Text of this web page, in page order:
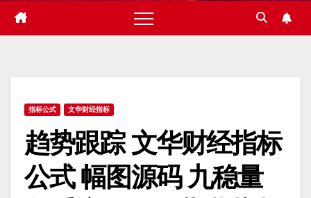
指标公式 文华财经指标
趋势跟踪 文华财经指标
公式 幅图源码 九稳量